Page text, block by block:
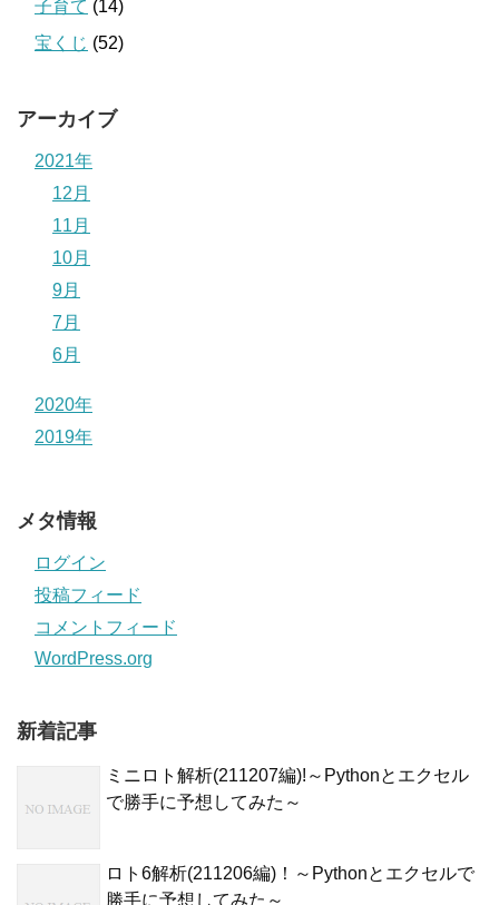
子育て (14)
宝くじ (52)
アーカイブ
2021年
12月
11月
10月
9月
7月
6月
2020年
2019年
メタ情報
ログイン
投稿フィード
コメントフィード
WordPress.org
新着記事
ミニロト解析(211207編)!～Pythonとエクセル
で勝手に予想してみた～
ロト6解析(211206編)！～Pythonとエクセルで
勝手に予想してみた～